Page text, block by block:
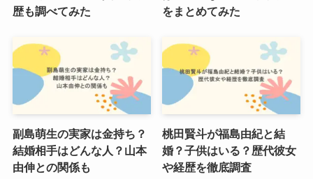
歴も調べてみた
をまとめてみた
副島萌生の実家は金持ち？
結婚相手はどんな人？山本
由伸との関係も
桃田賢斗が福島由紀と結
婚？子供はいる？歴代彼女
や経歴を徹底調査